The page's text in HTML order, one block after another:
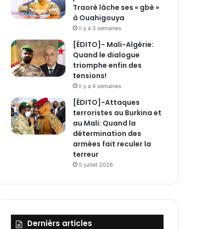
Traoré lâche ses « gbè »
à Ouahigouya
il y a 3 semaines
[ÉDITO]- Mali-Algérie:
Quand le dialogue
triomphe enfin des
tensions!
il y a 4 semaines
[ÉDITO]-Attaques
terroristes au Burkina et
au Mali: Quand la
détermination des
armées fait reculer la
terreur
5 juillet 2026
Dernièrs articles